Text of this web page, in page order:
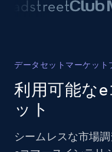
データセットマーケット
利用可能な
ット
シームレスな市場